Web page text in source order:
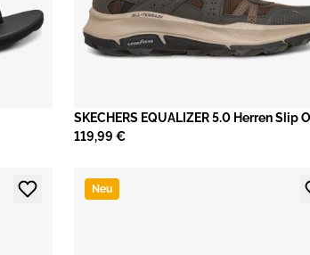
SKECHERS EQUALIZER 5.0 Herren Slip
119,99 €
Neu